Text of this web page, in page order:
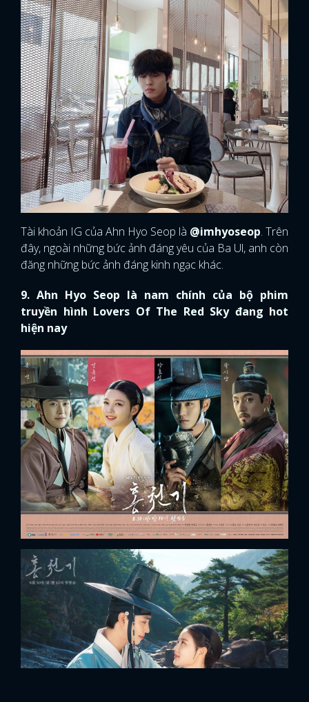
Tài khoản IG của Ahn Hyo Seop là @imhyoseop. Trên
đây, ngoài những bức ảnh đáng yêu của Ba Ul, anh còn
đăng những bức ảnh đáng kinh ngạc khác.
9. Ahn Hyo Seop là nam chính của bộ phim
truyền hình Lovers Of The Red Sky đang hot
hiện nay